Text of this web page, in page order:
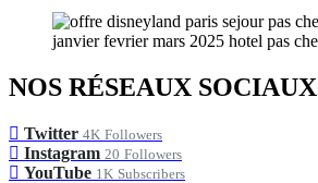
NOS RÉSEAUX SOCIAUX
Twitter 4K Followers
Instagram 20 Followers
YouTube 1K Subscribers